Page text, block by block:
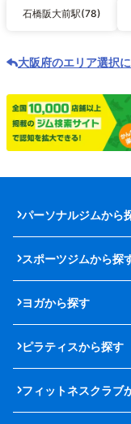
石橋阪大前駅(78)
大阪府のエリア選択
パーソナルジムから
スポーツジムから探
ヨガから探す
ピラティスから探す
フィットネスクラブ